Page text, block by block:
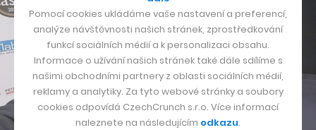
Pomocí cookies ukládáme vaše nastavení a preferencí,
analýze návštěvnosti našich stránek, zprostředkování
funkcí sociálních médií a k personalizaci obsahu.
Informace o užívání našich stránek také dále sdílíme s
našimi obchodními partnery z oblasti sociálních médií,
reklamy a analytiky. Za tyto webové stránky a soubory
cookies odpovídá CzechCrunch s.r.o. Více informací
naleznete na následujícím odkazu.